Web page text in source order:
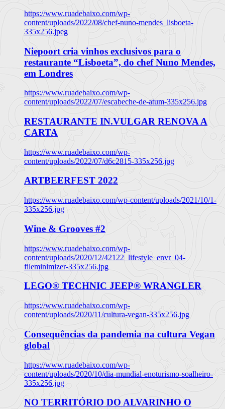
https://www.ruadebaixo.com/wp-
content/uploads/2022/08/chef-nuno-mendes_lisboeta-
335x256.jpeg
Niepoort cria vinhos exclusivos para o
restaurante “Lisboeta”, do chef Nuno Mendes,
em Londres
https://www.ruadebaixo.com/wp-
content/uploads/2022/07/escabeche-de-atum-335x256.jpg
RESTAURANTE IN.VULGAR RENOVA A
CARTA
https://www.ruadebaixo.com/wp-
content/uploads/2022/07/d6c2815-335x256.jpg
ARTBEERFEST 2022
https://www.ruadebaixo.com/wp-content/uploads/2021/10/1-
335x256.jpg
Wine & Grooves #2
https://www.ruadebaixo.com/wp-
content/uploads/2020/12/42122_lifestyle_envr_04-
fileminimizer-335x256.jpg
LEGO® TECHNIC JEEP® WRANGLER
https://www.ruadebaixo.com/wp-
content/uploads/2020/11/cultura-vegan-335x256.jpg
Consequências da pandemia na cultura Vegan
global
https://www.ruadebaixo.com/wp-
content/uploads/2020/10/dia-mundial-enoturismo-soalheiro-
335x256.jpg
NO TERRITÓRIO DO ALVARINHO O